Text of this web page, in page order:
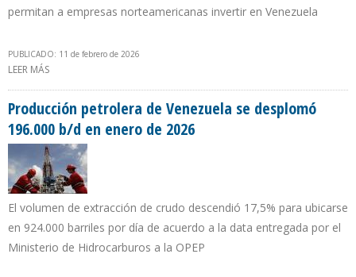
permitan a empresas norteamericanas invertir en Venezuela
PUBLICADO: 11 de febrero de 2026
LEER MÁS
GAS Y ELECTRICIDAD"
Producción petrolera de Venezuela se desplomó
196.000 b/d en enero de 2026
El volumen de extracción de crudo descendió 17,5% para ubicarse
en 924.000 barriles por día de acuerdo a la data entregada por el
Ministerio de Hidrocarburos a la OPEP